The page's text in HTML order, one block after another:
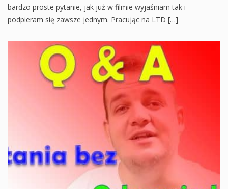
bardzo proste pytanie, jak już w filmie wyjaśniam tak i
podpieram się zawsze jednym. Pracując na LTD […]